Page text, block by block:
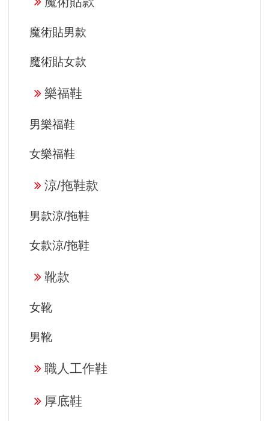
魔術貼男款
魔術貼女款
樂福鞋
男樂福鞋
女樂福鞋
涼/拖鞋款
男款涼/拖鞋
女款涼/拖鞋
靴款
女靴
男靴
職人工作鞋
厚底鞋